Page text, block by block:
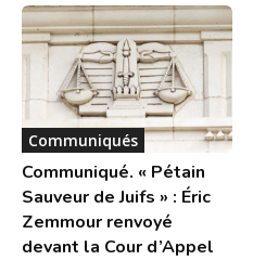
Communiqués
Communiqué. « Pétain
Sauveur de Juifs » : Éric
Zemmour renvoyé
devant la Cour d’Appel